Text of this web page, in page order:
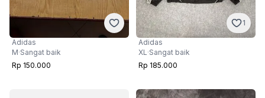
Adidas
M·Sangat baik
Rp 150.000
1
Adidas
XL·Sangat baik
Rp 185.000